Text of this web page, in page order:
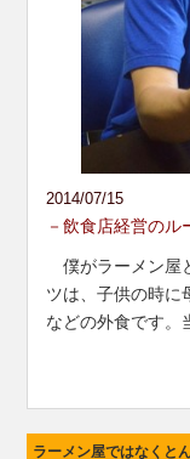
2014/07/15
－飲食店経営の
僕がラーメン屋
ツは、子供の時に
などの外食です。
ラーメン屋ではなくと